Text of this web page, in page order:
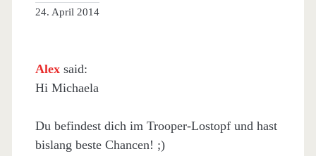
24. April 2014
Alex said:
Hi Michaela
Du befindest dich im Trooper-Lostopf und hast
bislang beste Chancen! ;)